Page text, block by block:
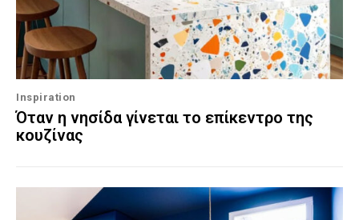
Inspiration
Όταν η νησίδα γίνεται το επίκεντρο της
κουζίνας